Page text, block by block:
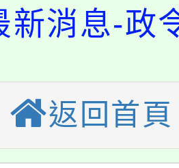
園市運動會8/
游泳池舉行。
收入戶享有免
，中低收入戶
惠，詳情可洽有
教育及科技中
能研習
造教育及科技
習
活教案入校路
新消息-政
返回首頁